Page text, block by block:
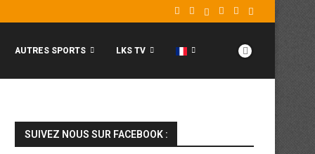
AUTRES SPORTS LKS TV
SUIVEZ NOUS SUR FACEBOOK :